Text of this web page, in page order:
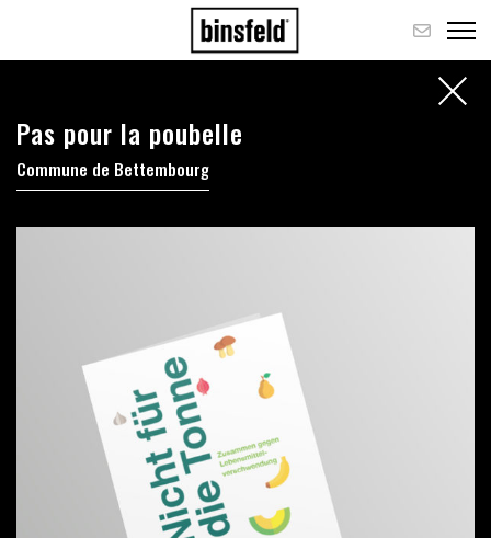
Pas pour la poubelle
Commune de Bettembourg